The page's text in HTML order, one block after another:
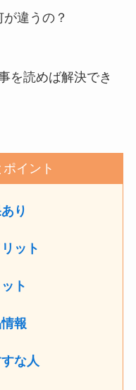
違うの？
を読めば解決でき
イント
り
ット
ト
報
な人